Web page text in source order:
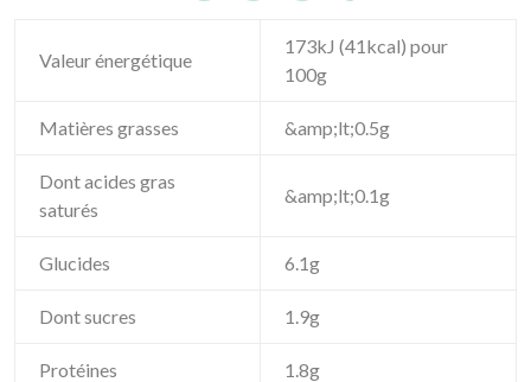
Valeur énergétique
173kJ (41kcal) pour
100g
Matières grasses &amp;lt;0.5g
Dont acides gras
saturés
&amp;lt;0.1g
Glucides 6.1g
Dont sucres 1.9g
Protéines 1.8g